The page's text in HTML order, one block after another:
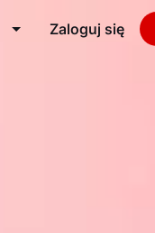
Zaloguj się